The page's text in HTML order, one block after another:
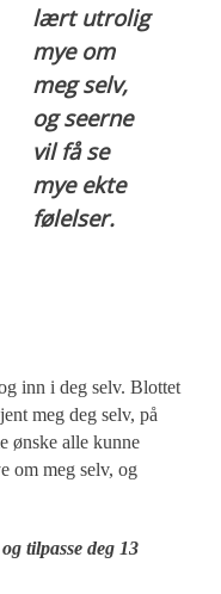
lært utrolig
mye om
meg selv,
og seerne
vil få se
mye ekte
følelser.
inn i deg selv. Blottet
meg deg selv, på
ønske alle kunne
om meg selv, og
tilpasse deg 13